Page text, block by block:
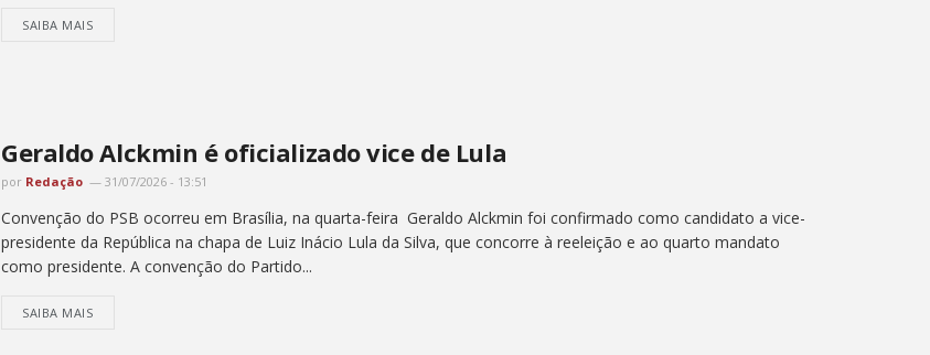
SAIBA MAIS
Geraldo Alckmin é oficializado vice de Lula
por Redação 31/07/2026 - 13:51
Convenção do PSB ocorreu em Brasília, na quarta-feira Geraldo Alckmin foi confirmado como candidato a vice-
presidente da República na chapa de Luiz Inácio Lula da Silva, que concorre à reeleição e ao quarto mandato
como presidente. A convenção do Partido...
SAIBA MAIS